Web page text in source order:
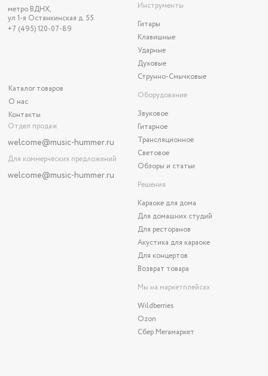
метро ВДНХ,
ул 1-я Останкинская д. 55
+7 (495) 120-07-89
Каталог товаров
О нас
Контакты
Отдел продаж
welcome@music-hummer.ru
Для коммерческих предложений
welcome@music-hummer.ru
Инструменты
Гитары
Клавишные
Ударные
Духовые
Струнно-Смычковые
Оборудование
Звуковое
Гитарное
Трансляционное
Световое
Обзоры и статьи
Решения
Караоке для дома
Для домашних студий
Для ресторанов
Акустика для караоке
Для концертов
Возврат товара
Мы на маркетплейсах
Wildberries
Ozon
Сбер Мегамаркет